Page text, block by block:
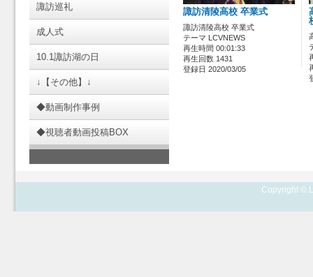
諏訪巡礼
成人式
10.1諏訪湖の日
↓【その他】↓
◆動画制作事例
◆視聴者動画投稿BOX
諏訪清陵高校 卒業式
諏訪清陵高校 卒業式
テーマ LCVNEWS
再生時間 00:01:33
再生回数 1431
登録日 2020/03/05
Copyright ©